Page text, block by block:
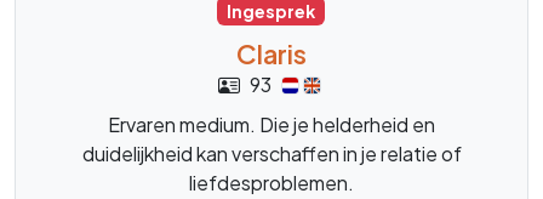
Ingesprek
Claris
93
Ervaren medium. Die je helderheid en
duidelijkheid kan verschaffen in je relatie of
liefdesproblemen.